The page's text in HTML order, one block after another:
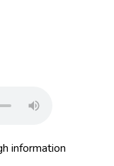
information